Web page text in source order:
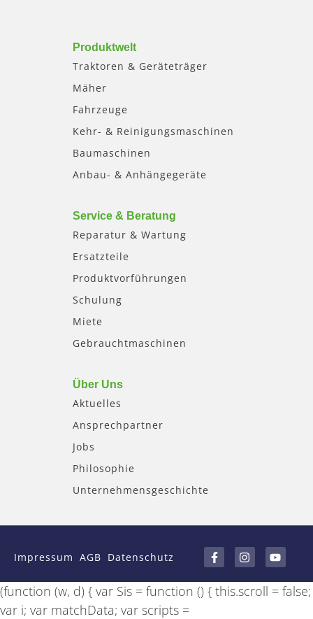
Produktwelt
Traktoren & Geräteträger
Mäher
Fahrzeuge
Kehr- & Reinigungsmaschinen
Baumaschinen
Anbau- & Anhängegeräte
Service & Beratung
Reparatur & Wartung
Ersatzteile
Produktvorführungen
Schulung
Miete
Gebrauchtmaschinen
Über Uns
Aktuelles
Ansprechpartner
Jobs
Philosophie
Unternehmensgeschichte
Impressum AGB Datenschutz
a
c
e
b
o
n
s
t
a
g
o
u
t
u
b
(function (w, d) { var Sis = function () { this.scroll = false;
var i; var matchData; var scripts =